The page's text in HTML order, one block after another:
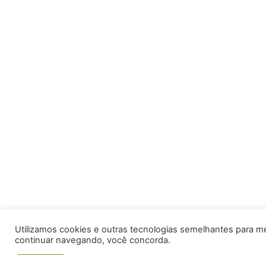
Utilizamos cookies e outras tecnologias semelhantes para
continuar navegando, você concorda.